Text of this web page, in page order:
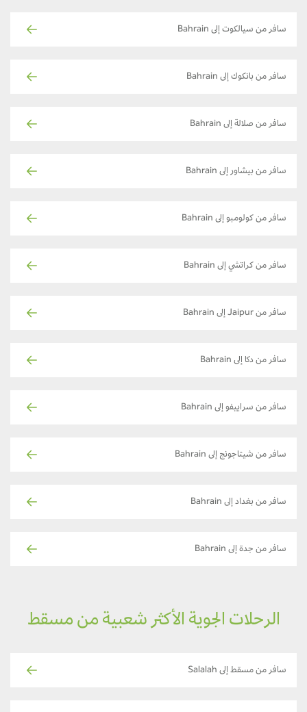
سافر من سيالكوت إلى Bahrain
سافر من بانكوك إلى Bahrain
سافر من صلالة إلى Bahrain
سافر من بيشاور إلى Bahrain
سافر من كولومبو إلى Bahrain
سافر من كراتشي إلى Bahrain
سافر من Jaipur إلى Bahrain
سافر من دكا إلى Bahrain
سافر من سراييفو إلى Bahrain
سافر من شيتاجونج إلى Bahrain
سافر من بغداد إلى Bahrain
سافر من جدة إلى Bahrain
الرحلات الجوية الأكثر شعبية من مسقط
سافر من مسقط إلى Salalah